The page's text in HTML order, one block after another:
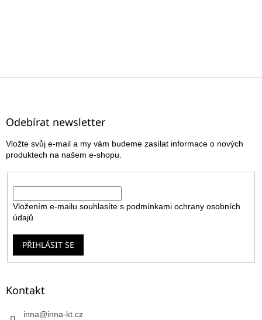
Z
Odebírat newsletter
Vložte svůj e-mail a my vám budeme zasílat informace o nových
produktech na našem e-shopu.
Vložením e-mailu souhlasíte s podmínkami ochrany osobních
údajů
PŘIHLÁSIT SE
Kontakt
inna@inna-kt.cz